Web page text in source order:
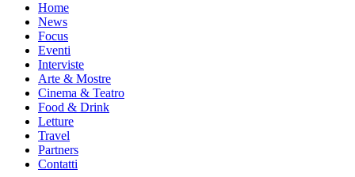
Home
News
Focus
Eventi
Interviste
Arte & Mostre
Cinema & Teatro
Food & Drink
Letture
Travel
Partners
Contatti